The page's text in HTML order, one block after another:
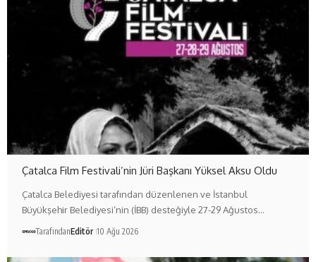
Çatalca Film Festivali’nin Jüri Başkanı Yüksel Aksu Oldu
Çatalca Belediyesi tarafından düzenlenen ve İstanbul
Büyükşehir Belediyesi’nin (İBB) desteğiyle 27-29 Ağustos…
TarafındanEditör 10 Ağu 2026